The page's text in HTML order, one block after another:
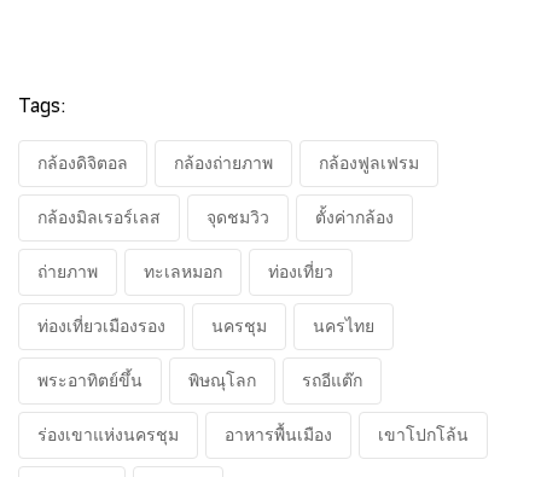
Tags:
กล้องดิจิตอล กล้องถ่ายภาพ กล้องฟูลเฟรม
กล้องมิลเรอร์เลส จุดชมวิว ตั้งค่ากล้อง
ถ่ายภาพ ทะเลหมอก ท่องเที่ยว
ท่องเที่ยวเมืองรอง นครชุม นครไทย
พระอาทิตย์ขึ้น พิษณุโลก รถอีแต๊ก
ร่องเขาแห่งนครชุม อาหารพื้นเมือง เขาโปกโล้น